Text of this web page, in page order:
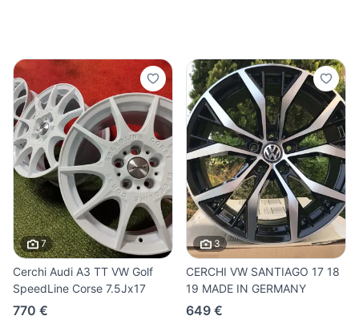
7
Cerchi Audi A3 TT VW Golf
SpeedLine Corse 7.5Jx17
770 €
3
CERCHI VW SANTIAGO 17 18
19 MADE IN GERMANY
649 €